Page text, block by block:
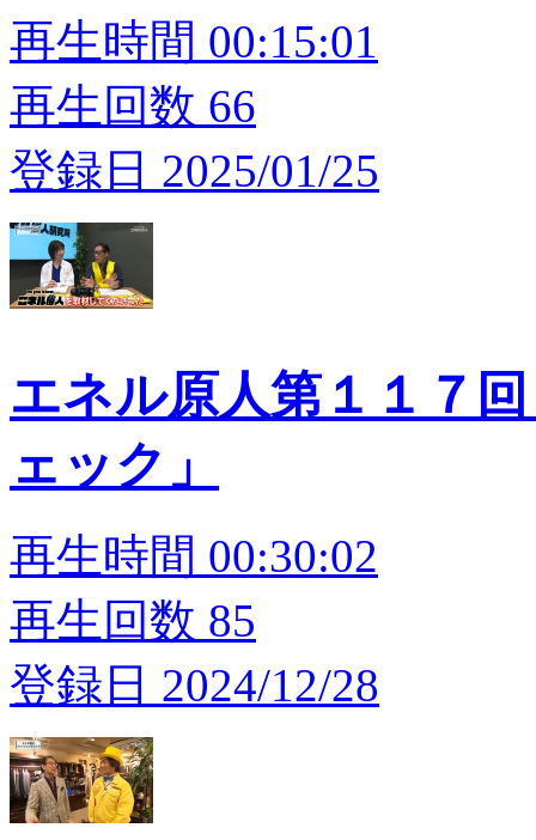
再生時間 00:15:01
再生回数 66
登録日 2025/01/25
エネル原人第１１７
ェック」
再生時間 00:30:02
再生回数 85
登録日 2024/12/28